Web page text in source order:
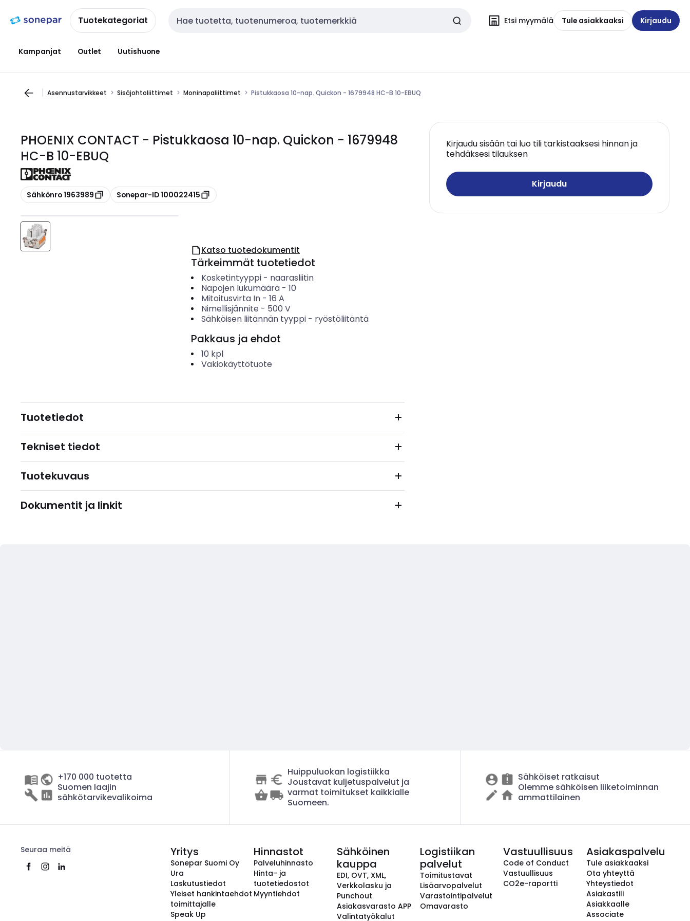
navigointiinsisältöönTuotekategoriat Haku Etsi myymälä Tule asiakkaaksi Kirjaudu
Kampanjat Outlet Uutishuone
Asennustarvikkeet Sisäjohtoliittimet Moninapaliittimet Pistukkaosa 10-nap. Quickon - 1679948 HC-B 10-EBUQ
PHOENIX CONTACT - Pistukkaosa 10-nap. Quickon - 1679948
HC-B 10-EBUQ
Kopioi
Sähkönro 1963989 Kopioi
Sonepar-ID 100022415
Kirjaudu sisään tai luo tili tarkistaaksesi hinnan ja
tehdäksesi tilauksen
Kirjaudu
Katso tuotedokumentit
Tärkeimmät tuotetiedot
Kosketintyyppi- naarasliitin
Napojen lukumäärä- 10
Mitoitusvirta In- 16 A
Nimellisjännite - 500 V
Sähköisen liitännän tyyppi- ryöstöliitäntä
Pakkaus ja ehdot
10 kpl
Vakiokäyttötuote
Tuotetiedot
Tekniset tiedot
Tuotekuvaus
Dokumentit ja linkit
+170 000 tuotetta
Suomen laajin
sähkötarvikevalikoima
Huippuluokan logistiikka
Joustavat kuljetuspalvelut ja
varmat toimitukset kaikkialle
Suomeen.
Sähköiset ratkaisut
Olemme sähköisen liiketoiminnan
ammattilainen
Seuraa meitä Yritys
Sonepar Suomi Oy
Ura
Laskutustiedot
Yleiset hankintaehdot
toimittajalle
Speak Up
Hinnastot
Palveluhinnasto
Hinta- ja
tuotetiedostot
Myyntiehdot
Sähköinen
kauppa
EDI, OVT, XML,
Verkkolasku ja
Punchout
Asiakasvarasto APP
Valintatyökalut
Logistiikan
palvelut
Toimitustavat
Lisäarvopalvelut
Varastointipalvelut
Omavarasto
Vastuullisuus
Code of Conduct
Vastuullisuus
CO2e-raportti
Asiakaspalvelu
Tule asiakkaaksi
Ota yhteyttä
Yhteystiedot
Asiakastili
Asiakkaalle
Associate